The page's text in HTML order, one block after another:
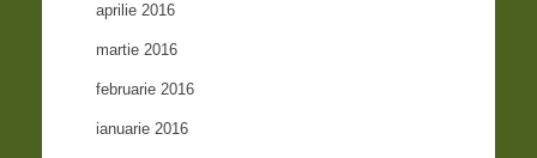
aprilie 2016
martie 2016
februarie 2016
ianuarie 2016